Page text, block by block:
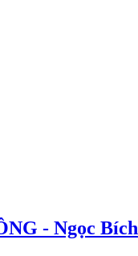
- Ngọc Bích